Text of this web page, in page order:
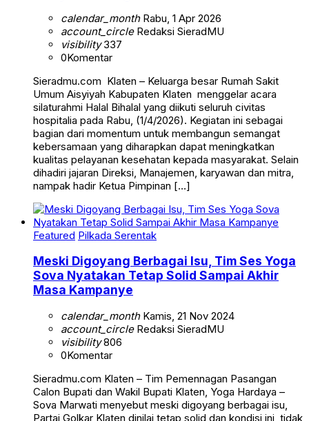
calendar_monthRabu, 1 Apr 2026
account_circleRedaksi SieradMU
visibility337
0Komentar
Sieradmu.com Klaten – Keluarga besar Rumah Sakit
Umum Aisyiyah Kabupaten Klaten menggelar acara
silaturahmi Halal Bihalal yang diikuti seluruh civitas
hospitalia pada Rabu, (1/4/2026). Kegiatan ini sebagai
bagian dari momentum untuk membangun semangat
kebersamaan yang diharapkan dapat meningkatkan
kualitas pelayanan kesehatan kepada masyarakat. Selain
dihadiri jajaran Direksi, Manajemen, karyawan dan mitra,
nampak hadir Ketua Pimpinan […]
Featured Pilkada Serentak
Meski Digoyang Berbagai Isu, Tim Ses Yoga
Sova Nyatakan Tetap Solid Sampai Akhir
Masa Kampanye
calendar_monthKamis, 21 Nov 2024
account_circleRedaksi SieradMU
visibility806
0Komentar
Sieradmu.com Klaten – Tim Pemennagan Pasangan
Calon Bupati dan Wakil Bupati Klaten, Yoga Hardaya –
Sova Marwati menyebut meski digoyang berbagai isu,
Partai Golkar Klaten dinilai tetap solid dan kondisi ini tidak